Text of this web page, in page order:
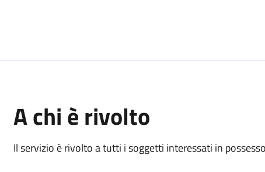
A chi è rivolto
Il servizio è rivolto a tutti i soggetti interessati in